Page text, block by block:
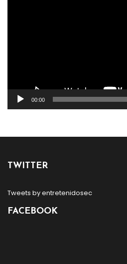
00:00
TWITTER
Tweets by entretenidosec
FACEBOOK